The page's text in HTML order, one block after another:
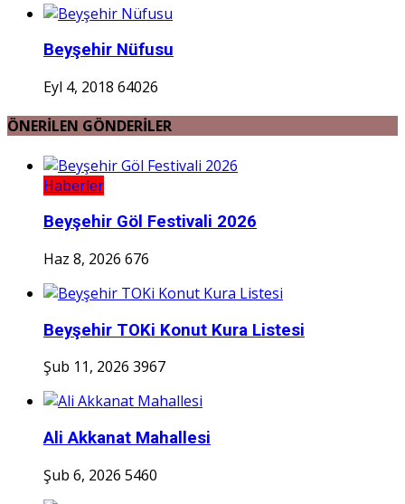
Beyşehir Nüfusu
Eyl 4, 2018 64026
ÖNERİLEN GÖNDERİLER
Haberler
Beyşehir Göl Festivali 2026
Haz 8, 2026 676
Beyşehir TOKi Konut Kura Listesi
Şub 11, 2026 3967
Ali Akkanat Mahallesi
Şub 6, 2026 5460